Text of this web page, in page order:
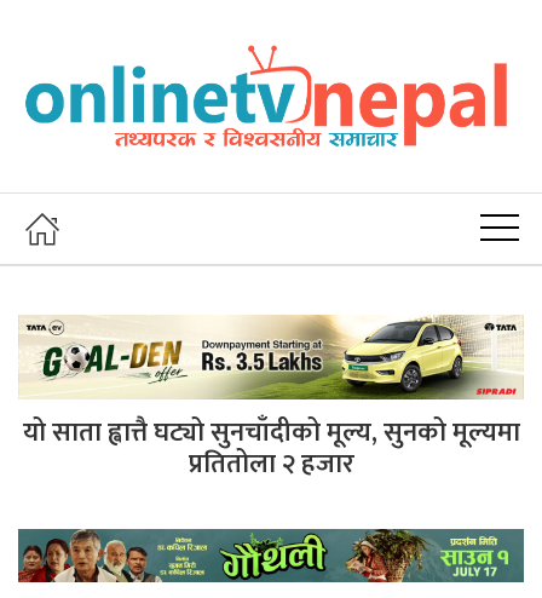
यो साता ह्वात्तै घट्यो सुनचाँदीको मूल्य, सुनको मूल्यमा
प्रतितोला २ हजार